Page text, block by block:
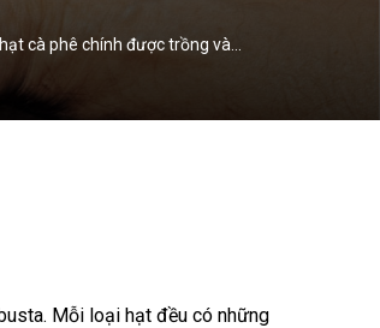
cà phê chính được trồng và…
Mỗi loại hạt đều có những